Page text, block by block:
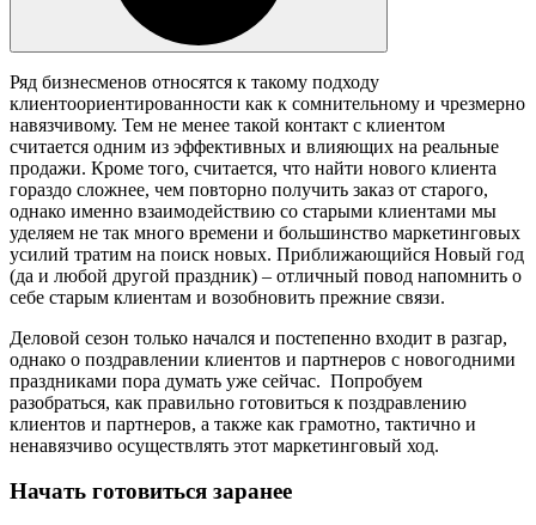
Ряд бизнесменов относятся к такому подходу
клиентоориентированности как к сомнительному и чрезмерно
навязчивому. Тем не менее такой контакт с клиентом
считается одним из эффективных и влияющих на реальные
продажи. Кроме того, считается, что найти нового клиента
гораздо сложнее, чем повторно получить заказ от старого,
однако именно взаимодействию со старыми клиентами мы
уделяем не так много времени и большинство маркетинговых
усилий тратим на поиск новых. Приближающийся Новый год
(да и любой другой праздник) – отличный повод напомнить о
себе старым клиентам и возобновить прежние связи.
Деловой сезон только начался и постепенно входит в разгар,
однако о поздравлении клиентов и партнеров с новогодними
праздниками пора думать уже сейчас. Попробуем
разобраться, как правильно готовиться к поздравлению
клиентов и партнеров, а также как грамотно, тактично и
ненавязчиво осуществлять этот маркетинговый ход.
Начать готовиться заранее